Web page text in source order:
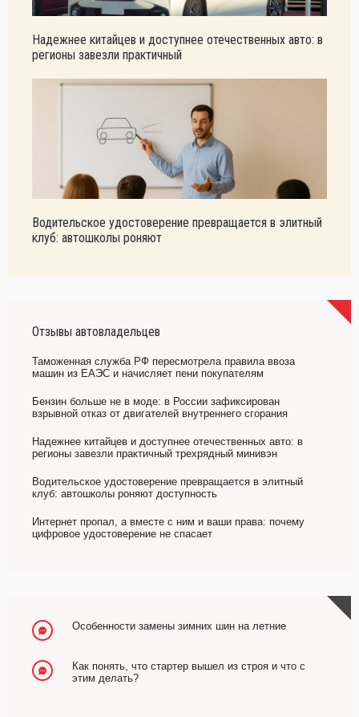
Надежнее китайцев и доступнее отечественных авто: в
регионы завезли практичный
Водительское удостоверение превращается в элитный
клуб: автошколы роняют
Отзывы автовладельцев
Таможенная служба РФ пересмотрела правила ввоза
машин из ЕАЭС и начисляет пени покупателям
Бензин больше не в моде: в России зафиксирован
взрывной отказ от двигателей внутреннего сгорания
Надежнее китайцев и доступнее отечественных авто: в
регионы завезли практичный трехрядный минивэн
Водительское удостоверение превращается в элитный
клуб: автошколы роняют доступность
Интернет пропал, а вместе с ним и ваши права: почему
цифровое удостоверение не спасает
Особенности замены зимних шин на летние
Как понять, что стартер вышел из строя и что с
этим делать?